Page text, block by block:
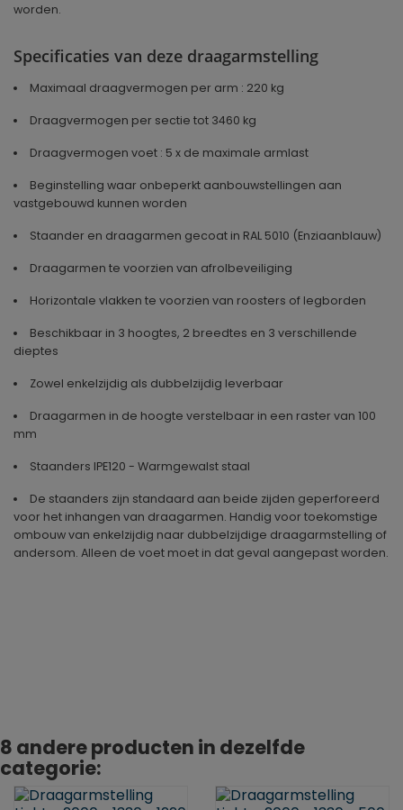
worden.
Specificaties van deze draagarmstelling
Maximaal draagvermogen per arm : 220 kg
Draagvermogen per sectie tot 3460 kg
Draagvermogen voet : 5 x de maximale armlast
Beginstelling waar onbeperkt aanbouwstellingen aan
vastgebouwd kunnen worden
Staander en draagarmen gecoat in RAL 5010 (Enziaanblauw)
Draagarmen te voorzien van afrolbeveiliging
Horizontale vlakken te voorzien van roosters of legborden
Beschikbaar in 3 hoogtes, 2 breedtes en 3 verschillende
dieptes
Zowel enkelzijdig als dubbelzijdig leverbaar
Draagarmen in de hoogte verstelbaar in een raster van 100
mm
Staanders IPE120 - Warmgewalst staal
De staanders zijn standaard aan beide zijden geperforeerd
voor het inhangen van draagarmen. Handig voor toekomstige
ombouw van enkelzijdig naar dubbelzijdige draagarmstelling of
andersom. Alleen de voet moet in dat geval aangepast worden.
8 andere producten in dezelfde
categorie: